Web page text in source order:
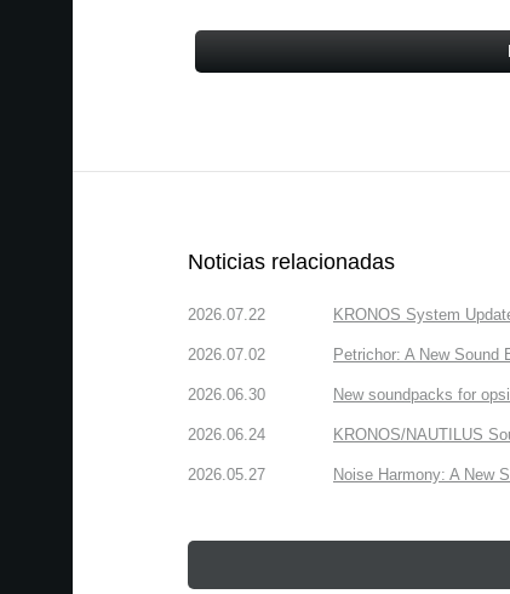
Noticias relacionadas
2026.07.22 KRONOS System
2026.07.02 Petrichor: A New Sound
2026.06.30 New soundpacks for
2026.06.24 KRONOS/NAUTILUS
2026.05.27 Noise Harmony: A New